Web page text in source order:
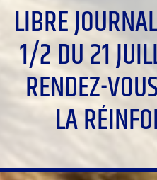
LIBRE
1/2 DU 21
RENDEZ-
LA